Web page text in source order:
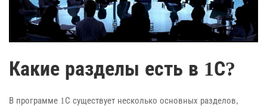
Какие разделы есть в 1С?
В программе 1С существует несколько основных разделов,